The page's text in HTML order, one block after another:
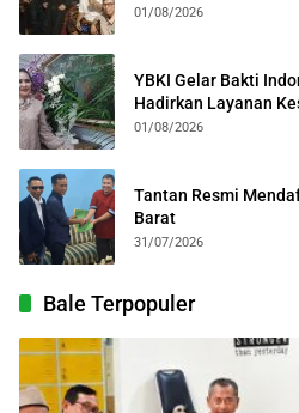
Kolosal
01/08/2026
YBKI Gelar Bakti
Hadirkan Layanan
Kebangsaan
01/08/2026
Tantan Resmi
Barat
31/07/2026
Bale Terpopuler